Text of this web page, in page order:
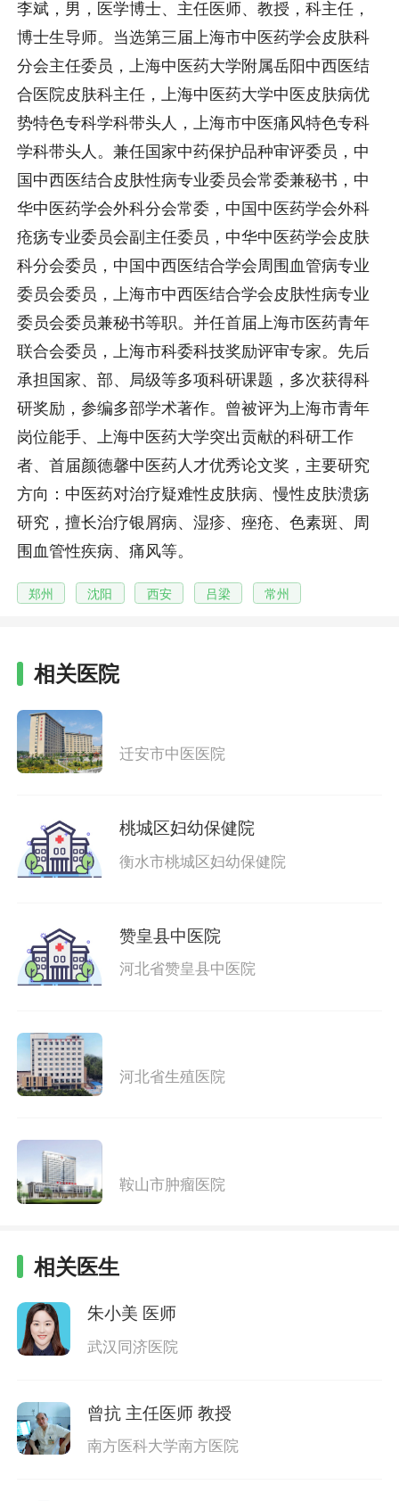
李斌，男，医学博士、主任医师、教授，科主任，
博士生导师。当选第三届上海市中医药学会皮肤科
分会主任委员，上海中医药大学附属岳阳中西医结
合医院皮肤科主任，上海中医药大学中医皮肤病优
势特色专科学科带头人，上海市中医痛风特色专科
学科带头人。兼任国家中药保护品种审评委员，中
国中西医结合皮肤性病专业委员会常委兼秘书，中
华中医药学会外科分会常委，中国中医药学会外科
疮疡专业委员会副主任委员，中华中医药学会皮肤
科分会委员，中国中西医结合学会周围血管病专业
委员会委员，上海市中西医结合学会皮肤性病专业
委员会委员兼秘书等职。并任首届上海市医药青年
联合会委员，上海市科委科技奖励评审专家。先后
承担国家、部、局级等多项科研课题，多次获得科
研奖励，参编多部学术著作。曾被评为上海市青年
岗位能手、上海中医药大学突出贡献的科研工作
者、首届颜德馨中医药人才优秀论文奖，主要研究
方向：中医药对治疗疑难性皮肤病、慢性皮肤溃疡
研究，擅长治疗银屑病、湿疹、痤疮、色素斑、周
围血管性疾病、痛风等。
郑州 沈阳 西安 吕梁 常州
相关医院
迁安市中医医院
桃城区妇幼保健院
衡水市桃城区妇幼保健院
赞皇县中医院
河北省赞皇县中医院
河北省生殖医院
鞍山市肿瘤医院
相关医生
朱小美 医师
武汉同济医院
曾抗 主任医师 教授
南方医科大学南方医院